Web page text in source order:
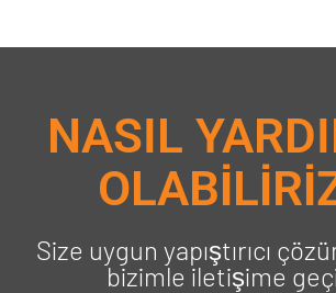
NASIL
Size uygun yapıştırıcı
bizimle iletişime